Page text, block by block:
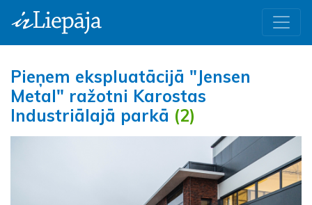
Pieņem ekspluatācijā "Jensen
Metal" ražotni Karostas
Industriālajā parkā (2)